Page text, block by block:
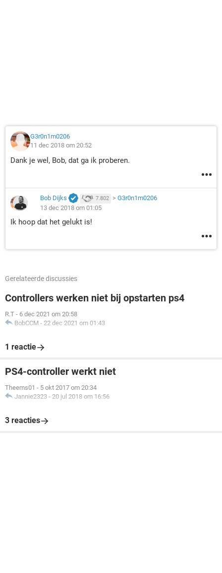
G3r0n1m0206
11 dec 2018 om 20:52
Dank je wel, Bob, dat ga ik proberen.
Bob Dijks 7.802 > G3r0n1m0206
13 dec 2018 om 01:05
Ik hoop dat het gelukt is!
Gerelateerde discussies
Controllers werken niet bij opstarten ps4
R.T - 6 dec 2021 om 20:58
BobCCM - 22 dec 2021 om 01:43
1 reactie
PS4-controller werkt niet
Theems01 - 5 okt 2017 om 20:34
Jannie2323 - 20 jul 2018 om 16:56
3 reacties